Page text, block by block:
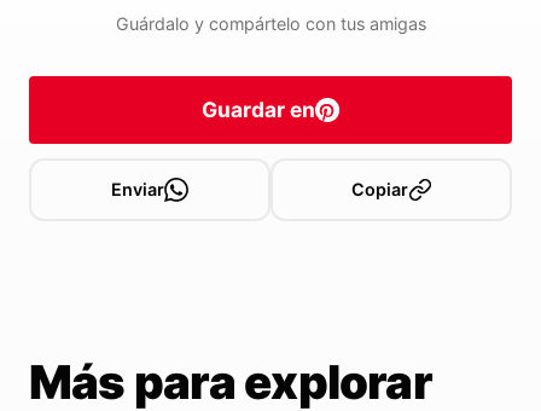
Guárdalo y compártelo con tus amigas
Guardar en
Enviar Copiar
Más para explorar